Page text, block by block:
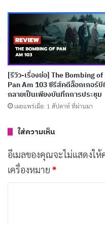
ขบขันจนทำให้โชกุนโกรธ
พร้อมกับชูเกนและชินโน
มีบุคลิกตรงกันข้ามกับจิคก
ว่าเป็นหน้าที่ของตัวเองที่
อยู่บนเกาะ
ส่วนบนเกาะกาบิมารุแยก
ไซ (Tamiya Gantetsusai)
Yamada Asaemon ของ
ซ่า โฉเบ (Aza Chōbei)
(Ryōhei Kimura)และน้อ
[รีวิว-เรื่องย่อ] The Bombing of
Pan Am 103 ซีรีส์คดีล็อกเกอร์บี
กลายเป็นเพียงบันทึกการประชุม
เผยแพร่เมื่อ: 1 สัปดาห์ ที่ผ่านมา
ใส่ความเห็น
อีเมลของคุณจะไม่แสดงให้
เครื่องหมาย *